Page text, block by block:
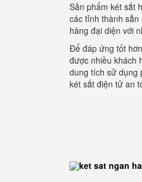
Sản phẩm két sắt
các tỉnh thành
hàng đại diện với
Để đáp ứng tốt
được nhiều khách
dung tích sử dụng
két sắt điện tử an